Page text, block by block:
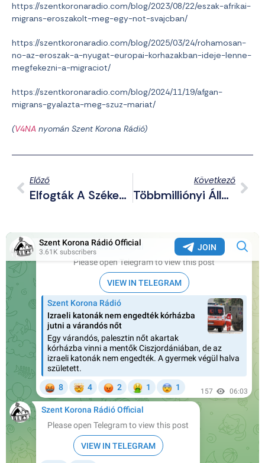
https://szentkoronaradio.com/blog/2023/08/22/eszak-afrikai-
migrans-eroszakolt-meg-egy-not-svajcban/
https://szentkoronaradio.com/blog/2025/03/24/rohamosan-
no-az-eroszak-a-nyugat-europai-korhazakban-ideje-lenne-
megfekezni-a-migraciot/
https://szentkoronaradio.com/blog/2024/11/19/afgan-
migrans-gyalazta-meg-szuz-mariat/
(V4NA nyomán Szent Korona Rádió)
Előző
Elfogták A Székesfehérvári Perselytolvaj Cigányt, Mert Kifosztott Egy Gyereket Is
Következő
Többmilliónyi Állami Pénzeket Kap Az Egyik Magyarverő Antifa